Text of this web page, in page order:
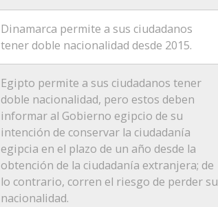
Dinamarca permite a sus ciudadanos
tener doble nacionalidad desde 2015.
Egipto permite a sus ciudadanos tener
doble nacionalidad, pero estos deben
informar al Gobierno egipcio de su
intención de conservar la ciudadanía
egipcia en el plazo de un año desde la
obtención de la ciudadanía extranjera; de
lo contrario, corren el riesgo de perder su
nacionalidad.